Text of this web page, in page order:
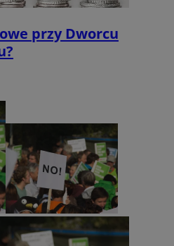
przy Dworcu